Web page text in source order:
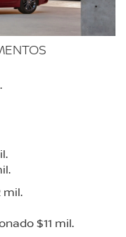
mil.
$11 mil.